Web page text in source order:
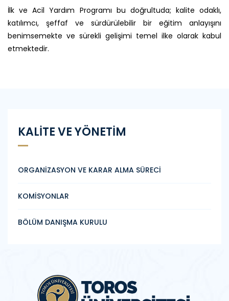
İlk ve Acil Yardım Programı bu doğrultuda; kalite odaklı,
katılımcı, şeffaf ve sürdürülebilir bir eğitim anlayışını
benimsemekte ve sürekli gelişimi temel ilke olarak kabul
etmektedir.
KALİTE VE YÖNETİM
ORGANİZASYON VE KARAR ALMA SÜRECİ
KOMİSYONLAR
BÖLÜM DANIŞMA KURULU